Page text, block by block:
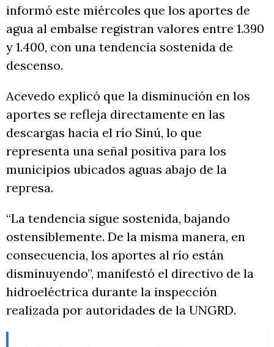
informó este miércoles que los aportes de
agua al embalse registran valores entre 1.390
y 1.400, con una tendencia sostenida de
descenso.
Acevedo explicó que la disminución en los
aportes se refleja directamente en las
descargas hacia el río Sinú, lo que
representa una señal positiva para los
municipios ubicados aguas abajo de la
represa.
“La tendencia sigue sostenida, bajando
ostensiblemente. De la misma manera, en
consecuencia, los aportes al río están
disminuyendo”, manifestó el directivo de la
hidroeléctrica durante la inspección
realizada por autoridades de la UNGRD.